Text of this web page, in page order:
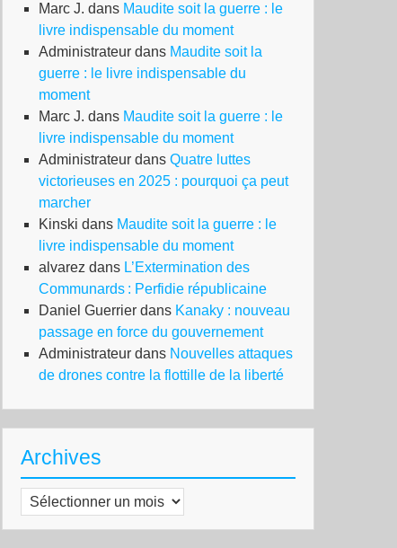
Marc J. dans Maudite soit la guerre : le
livre indispensable du moment
Administrateur dans Maudite soit la
guerre : le livre indispensable du
moment
Marc J. dans Maudite soit la guerre : le
livre indispensable du moment
Administrateur dans Quatre luttes
victorieuses en 2025 : pourquoi ça peut
marcher
Kinski dans Maudite soit la guerre : le
livre indispensable du moment
alvarez dans L’Extermination des
Communards : Perfidie républicaine
Daniel Guerrier dans Kanaky : nouveau
passage en force du gouvernement
Administrateur dans Nouvelles attaques
de drones contre la flottille de la liberté
Archives
Archives